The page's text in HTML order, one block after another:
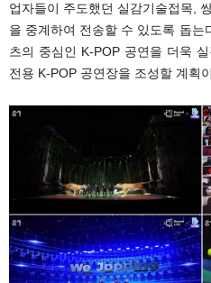
업자들이 주도했던 실감기술접목,
을 중계하여 전송할 수 있도록 돕는
츠의 중심인 K-POP 공연을 더욱
전용 K-POP 공연장을 조성할 계획